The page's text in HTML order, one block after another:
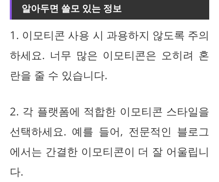
알아두면 쓸모 있는 정보
1. 이모티콘 사용 시 과용하지 않도록 주의
하세요. 너무 많은 이모티콘은 오히려 혼
란을 줄 수 있습니다.
2. 각 플랫폼에 적합한 이모티콘 스타일을
선택하세요. 예를 들어, 전문적인 블로그
에서는 간결한 이모티콘이 더 잘 어울립니
다.